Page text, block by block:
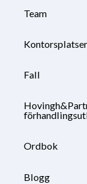
Team
Fall
Ordbok
Blogg